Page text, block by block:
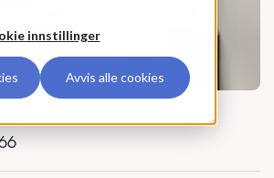
innstillinger
Avvis alle cookies
Se alle bilder